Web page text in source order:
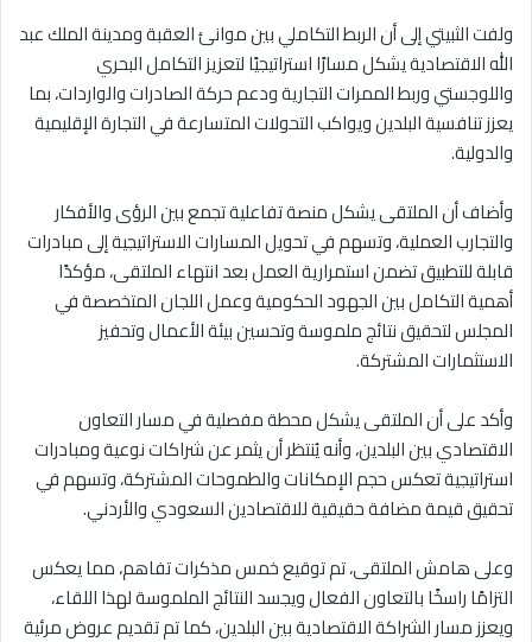
ولفت الثبيتي إلى أن الربط التكاملي بين موانئ العقبة ومدينة الملك عبد
الله الاقتصادية يشكل مسارًا استراتيجيًا لتعزيز التكامل البحري
واللوجستي وربط الممرات التجارية ودعم حركة الصادرات والواردات، بما
يعزز تنافسية البلدين ويواكب التحولات المتسارعة في التجارة الإقليمية
والدولية.
وأضاف أن الملتقى يشكل منصة تفاعلية تجمع بين الرؤى والأفكار
والتجارب العملية، وتسهم في تحويل المسارات الاستراتيجية إلى مبادرات
قابلة للتطبيق تضمن استمرارية العمل بعد انتهاء الملتقى، مؤكدًا
أهمية التكامل بين الجهود الحكومية وعمل اللجان المتخصصة في
المجلس لتحقيق نتائج ملموسة وتحسين بيئة الأعمال وتحفيز
الاستثمارات المشتركة.
وأكد على أن الملتقى يشكل محطة مفصلية في مسار التعاون
الاقتصادي بين البلدين، وأنه يُنتظر أن يثمر عن شراكات نوعية ومبادرات
استراتيجية تعكس حجم الإمكانات والطموحات المشتركة، وتسهم في
تحقيق قيمة مضافة حقيقية للاقتصادين السعودي والأردني.
وعلى هامش الملتقى، تم توقيع خمس مذكرات تفاهم، مما يعكس
التزامًا راسخًا بالتعاون الفعال ويجسد النتائج الملموسة لهذا اللقاء،
ويعزز مسار الشراكة الاقتصادية بين البلدين، كما تم تقديم عروض مرئية